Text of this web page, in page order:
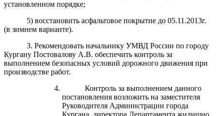
установленном порядке;
5) восстановить асфальтовое покрытие до 05.11.2013г.
(в зимнем варианте).
3. Рекомендовать начальнику УМВД России по городу
Кургану Постовалову А.В. обеспечить контроль за
выполнением безопасных условий дорожного движения при
производстве работ.
Контроль за выполнением данного
постановления возложить на заместителя
Руководителя Администрации города
Кургана, директора Департамента жилищно